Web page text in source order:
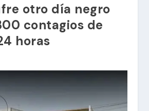
otro día negro
contagios de
horas